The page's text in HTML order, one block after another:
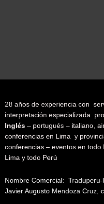
28 años de experiencia con
interpretación especializada
Inglés – portugués – italiano,
conferencias en Lima y
conferencias – eventos en
Lima y todo Perú
Nombre Comercial: Traduperu-
Javier Augusto Mendoza Cruz,